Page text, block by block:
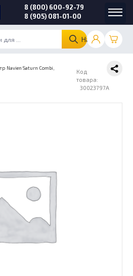
Найти
8 (800) 600-92-79
8 (905) 081-01-00
Navien Saturn Combi,
Код
товара:
30023797A